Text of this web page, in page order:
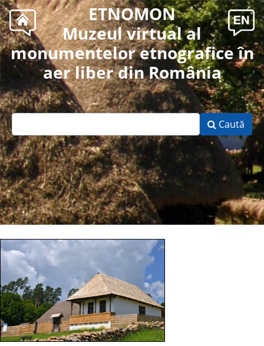
ETNOMON
Muzeul virtual al
monumentelor etnografice în
aer liber din România
Caută